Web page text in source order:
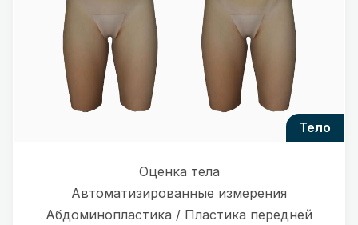
тело
Оценка тела
Автоматизированные измерения
Абдоминопластика / Пластика передней